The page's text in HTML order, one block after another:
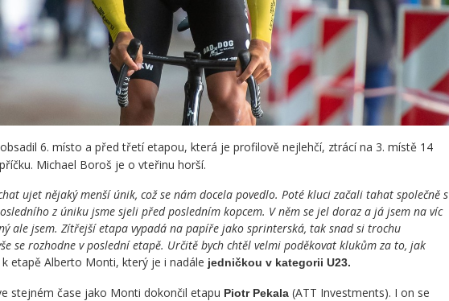
obsadil 6. místo a před třetí etapou, která je profilově nejlehčí, ztrácí na 3. místě 14
Michael Boroš je o vteřinu horší.
ujet nějaký menší únik, což se nám docela povedlo. Poté kluci začali tahat společně s
z úniku jsme sjeli před posledním kopcem. V něm se jel doraz a já jsem na víc
ale jsem. Zítřejší etapa vypadá na papíře jako sprinterská, tak snad si trochu
se rozhodne v poslední etapě. Určitě bych chtěl velmi poděkovat klukům za to, jak
etapě Alberto Monti, který je i nadále jedničkou v kategorii U23.
stejném čase jako Monti dokončil etapu Piotr Pekala (ATT Investments). I on se